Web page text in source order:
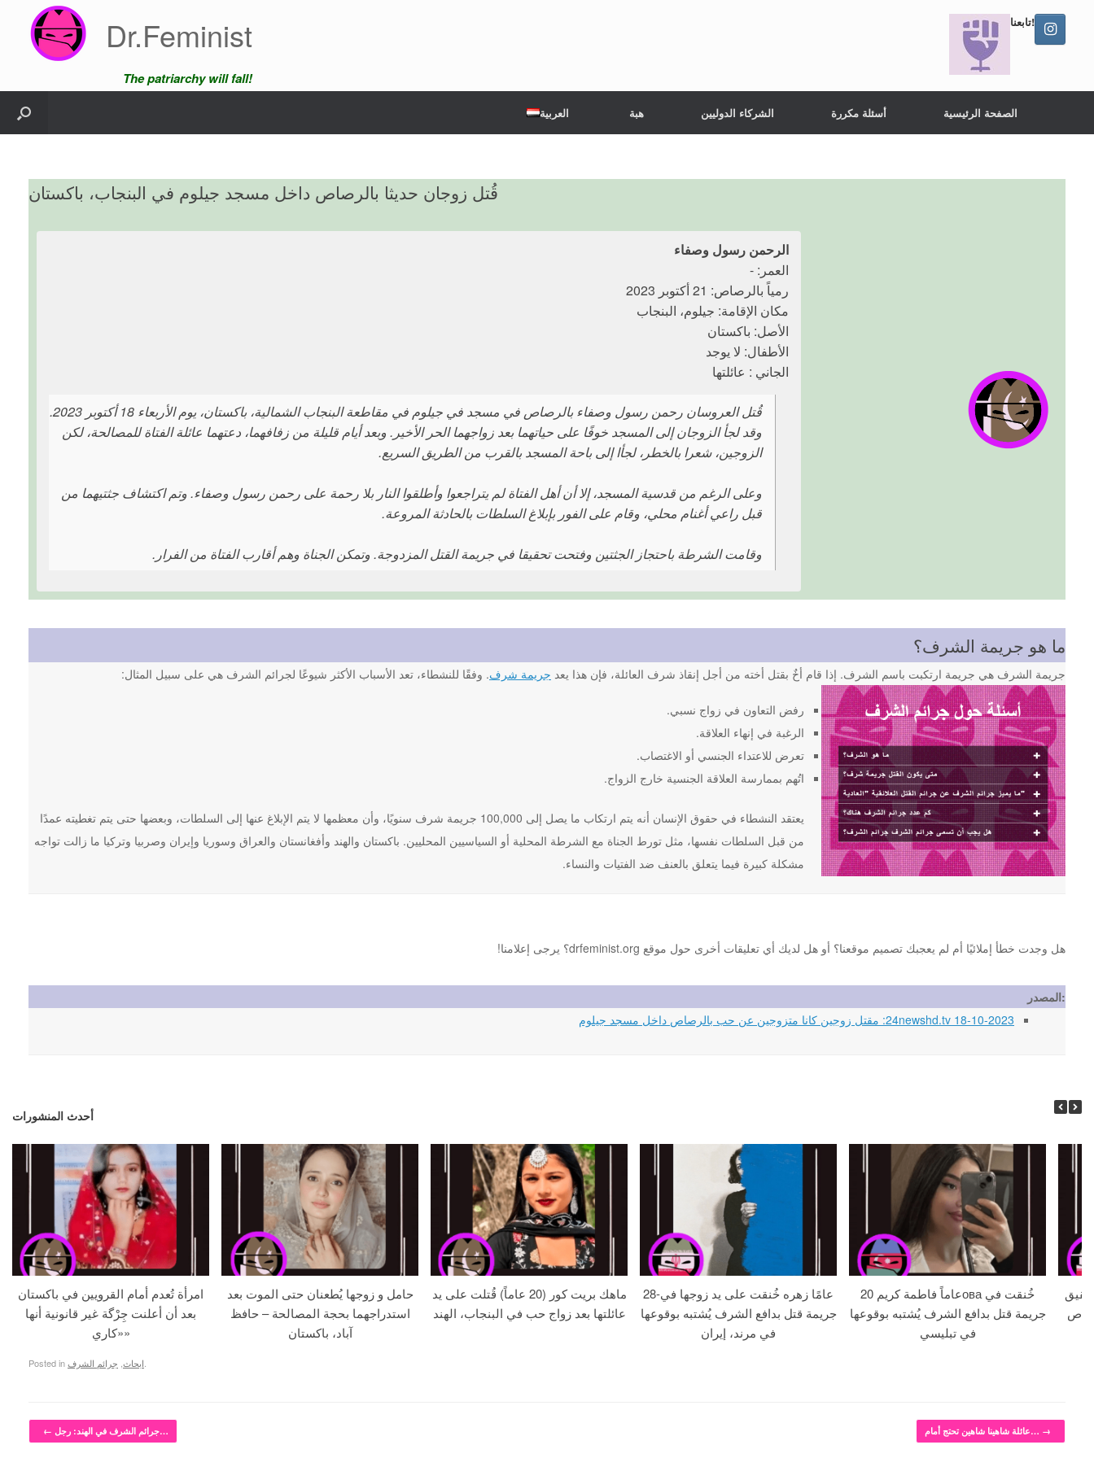
content
Dr.Feminist
The patriarchy will fall!
تابعنا!
العربية هبة الشركاء الدوليين أسئلة مكررة الصفحة الرئيسية
قُتل زوجان حديثا بالرصاص داخل مسجد جيلوم في البنجاب، باكستان
الرحمن رسول وصفاء
العمر: -
رمياً بالرصاص: 21 أكتوبر 2023
مكان الإقامة: جيلوم، البنجاب
الأصل: باكستان
الأطفال: لا يوجد
الجاني : عائلتها
قُتل العروسان رحمن رسول وصفاء بالرصاص في مسجد في جيلوم في مقاطعة البنجاب الشمالية، باكستان، يوم الأربعاء 18 أكتوبر 2023.
وقد لجأ الزوجان إلى المسجد خوفًا على حياتهما بعد زواجهما الحر الأخير. وبعد أيام قليلة من زفافهما، دعتهما عائلة الفتاة للمصالحة، لكن
الزوجين، شعرا بالخطر، لجأا إلى باحة المسجد بالقرب من الطريق السريع.
وعلى الرغم من قدسية المسجد، إلا أن أهل الفتاة لم يتراجعوا وأطلقوا النار بلا رحمة على رحمن رسول وصفاء. وتم اكتشاف جثتيهما من
قبل راعي أغنام محلي، وقام على الفور بإبلاغ السلطات بالحادثة المروعة.
وقامت الشرطة باحتجاز الجثتين وفتحت تحقيقا في جريمة القتل المزدوجة. وتمكن الجناة وهم أقارب الفتاة من الفرار.
ما هو جريمة الشرف؟
جريمة الشرف هي جريمة ارتكبت باسم الشرف. إذا قام أخٌ بقتل أخته من أجل إنقاذ شرف العائلة، فإن هذا يعد جريمة شرف. وفقًا للنشطاء، تعد الأسباب الأكثر شيوعًا لجرائم الشرف هي على سبيل المثال:
رفض التعاون في زواج نسبي.
الرغبة في إنهاء العلاقة.
تعرض للاعتداء الجنسي أو الاغتصاب.
اتُهم بممارسة العلاقة الجنسية خارج الزواج.
يعتقد النشطاء في حقوق الإنسان أنه يتم ارتكاب ما يصل إلى 100,000 جريمة شرف سنويًا، وأن معظمها لا يتم الإبلاغ عنها إلى السلطات، وبعضها حتى يتم تغطيته عمدًا
من قبل السلطات نفسها، مثل تورط الجناة مع الشرطة المحلية أو السياسيين المحليين. باكستان والهند وأفغانستان والعراق وسوريا وإيران وصربيا وتركيا ما زالت تواجه
مشكلة كبيرة فيما يتعلق بالعنف ضد الفتيات والنساء.
هل وجدت خطأ إملائيًا أم لم يعجبك تصميم موقعنا؟ أو هل لديك أي تعليقات أخرى حول موقع drfeminist.org؟ يرجى إعلامنا!
المصدر:
18-10-2023 24newshd.tv: مقتل زوجين كانا متزوجين عن حب بالرصاص داخل مسجد جيلوم
أحدث المنشورات
امرأة تُعدم أمام القرويين في باكستان
بعد أن أعلنت جِرْگة غير قانونية أنها
«كاري»
حامل و زوجها يُطعنان حتى الموت بعد
استدراجهما بحجة المصالحة – حافظ
آباد، باكستان
ماهك بريت كور (20 عاماً) قُتلت على يد
عائلتها بعد زواج حب في البنجاب، الهند
28-عامًا زهره خُنقت على يد زوجها في
جريمة قتل بدافع الشرف يُشتبه بوقوعها
في مرند، إيران
20 عاماً فاطمة كريمова خُنقت في
جريمة قتل بدافع الشرف يُشتبه بوقوعها
في تبليسي
عامًا وشقيق
بالرصاص
Posted in ابحاث جرائم الشرف
Post navigation
← جرائم الشرف في الهند: رجل… عائلة شاهينا شاهين تحتج أمام… →